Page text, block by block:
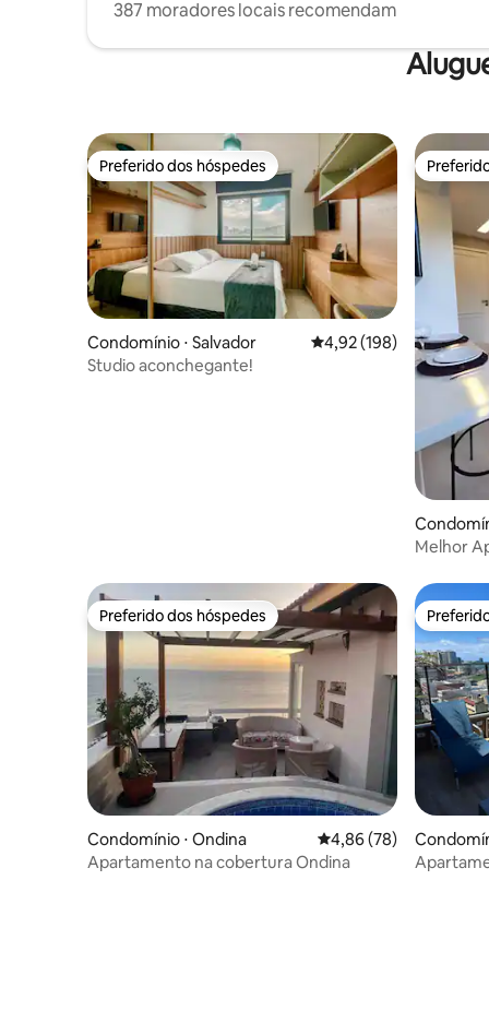
387 moradores locais recomendam
Preferido dos hóspedes
Preferido dos hóspedes
Condomínio ⋅ Salvador 4,92 de uma avaliação
4,92 (198)
Studio aconchegante!
Melhor
Preferido dos hóspedes
Preferido dos hóspedes
Condomínio ⋅ Ondina 4,86 de uma avaliação
4,86 (78)
Apartamento na cobertura Ondina